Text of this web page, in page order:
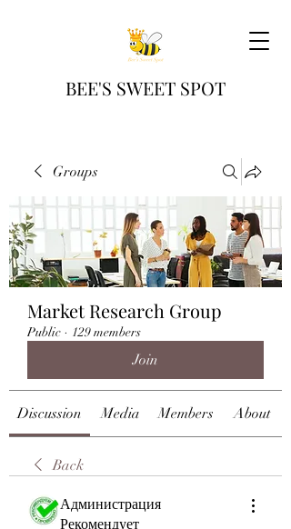
BEE'S SWEET SPOT
Groups
Market Research Group
Public · 129 members
Join
Discussion Media Members About
Back
Администрация
Рекомендует